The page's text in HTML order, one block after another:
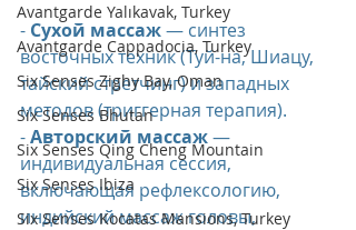
Avantgarde Yalıkavak, Turkey
Avantgarde Cappadocia, Turkey
Six Senses Zighy Bay, Oman
Six Senses Bhutan
Six Senses Qing Cheng Mountain
Six Senses Ibiza
Six Senses Kocatas Mansions, Turkey
- Сухой массаж — синтез
восточных техник (Туй-на, Шиацу,
тайский стретчинг) и западных
методов (триггерная терапия).
- Авторский массаж —
индивидуальная сессия,
включающая рефлексологию,
индийский массаж головы,